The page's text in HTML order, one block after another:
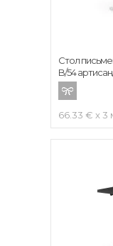
66.33 € x 3
Стол
B/54